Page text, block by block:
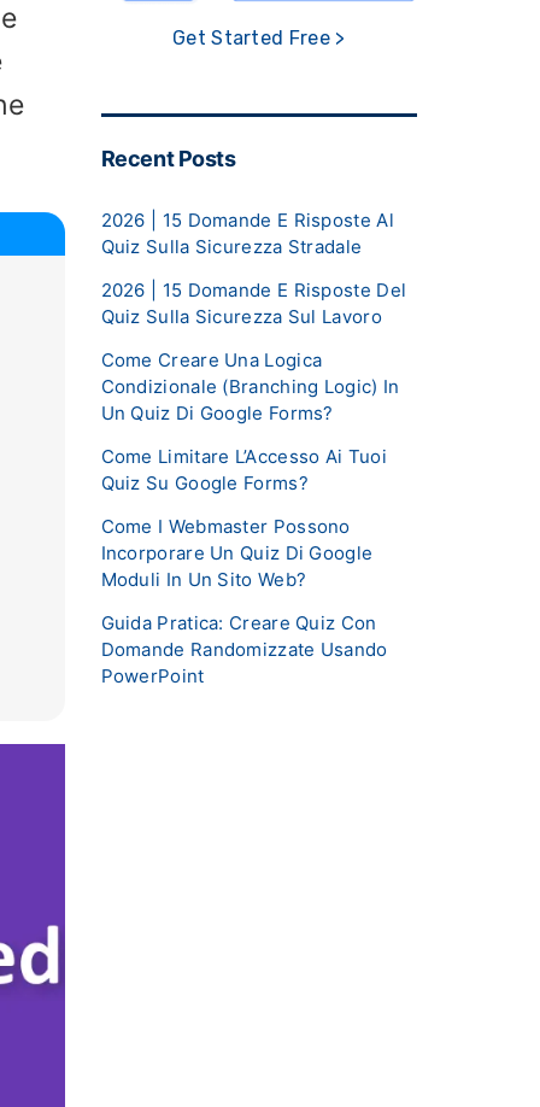
Get Started Free >
Recent Posts
2026 | 15 Domande E Risposte Al
Quiz Sulla Sicurezza Stradale
2026 | 15 Domande E Risposte Del
Quiz Sulla Sicurezza Sul Lavoro
Come Creare Una Logica
Condizionale (Branching Logic) In
Un Quiz Di Google Forms?
Come Limitare L’Accesso Ai Tuoi
Quiz Su Google Forms?
Come I Webmaster Possono
Incorporare Un Quiz Di Google
Moduli In Un Sito Web?
Guida Pratica: Creare Quiz Con
Domande Randomizzate Usando
PowerPoint